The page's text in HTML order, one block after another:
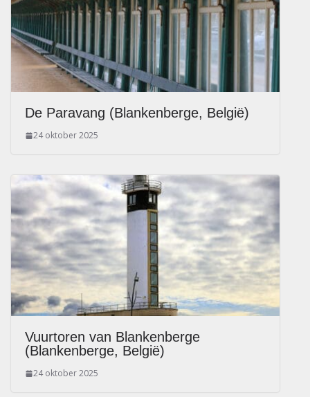
De Paravang (Blankenberge, België)
24 oktober 2025
Vuurtoren van Blankenberge
(Blankenberge, België)
24 oktober 2025